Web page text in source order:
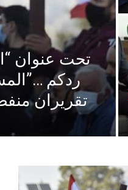
تحت عنوان
ردكم
تقريران